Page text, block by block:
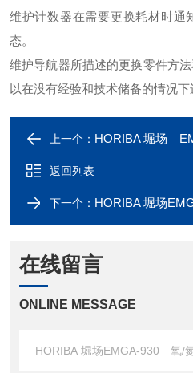
维护计数器在需要更换耗材时通
态。
维护导航器所描述的更换零件方
以在没有经验和技术储备的情况下
上一个： HORIBA 堀场
返回列表
下一个： HORIBA 堀场
在线留言
ONLINE MESSAGE